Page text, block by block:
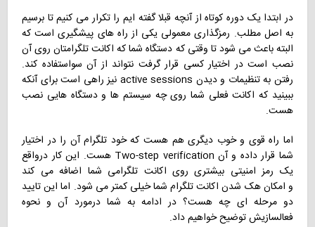
در ابتدا یک دوره کوتاه از آنچه قبلا گفته ایم را تکرار می کنیم تا برسیم
به اصل مطلب. رمزگذاری معمولی یکی از راه های پیشگیری است که
البته باعث می شود تا وقتی که دستگاه شما که اکانت تلگرامتان روی آن
نصب است در اختیار کسی قرار گرفت نتواند از آن سواستفاده کند.
رفتن به تنظیمات و دیدن active sessions نیز راهی است برای آنکه
ببینید که اکانت فعلی شما روی چه سیستم ها و دستگاه هایی نصب
هست.
اما راه قوی و خوب دیگری هم هست که خود تلگرام آن را در اختیار
شما قرار داده و آن Two-step verification هست. این کار درواقع
یک رمز امنیتی بیشتری روی اکانت تلگرامی شما اضافه می کند
و امکان هک شدن اکانت تلگرام شما خیلی کمتر می شود. اما این تایید
دو مرحله ای چه هست؟ در ادامه به شما درمورد آن و نحوه
فعالسازیش توضیح خواهیم داد.